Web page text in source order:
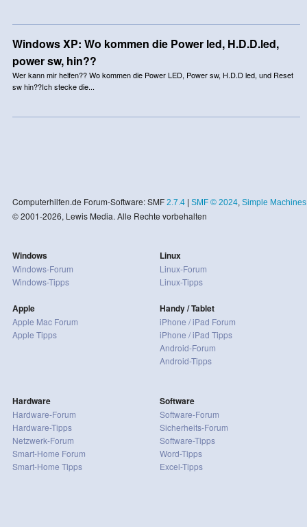
Windows XP: Wo kommen die Power led, H.D.D.led,
power sw, hin??
Wer kann mir helfen?? Wo kommen die Power LED, Power sw, H.D.D led, und Reset
sw hin??Ich stecke die...
Computerhilfen.de Forum-Software: SMF 2.7.4| SMF © 2024, Simple Machines
© 2001-2026, Lewis Media. Alle Rechte vorbehalten
Windows
Windows-Forum
Windows-Tipps
Apple
Apple Mac Forum
Apple Tipps
Linux
Linux-Forum
Linux-Tipps
Handy / Tablet
iPhone / iPad Forum
iPhone / iPad Tipps
Android-Forum
Android-Tipps
Hardware
Hardware-Forum
Hardware-Tipps
Netzwerk-Forum
Smart-Home Forum
Smart-Home Tipps
Software
Software-Forum
Sicherheits-Forum
Software-Tipps
Word-Tipps
Excel-Tipps